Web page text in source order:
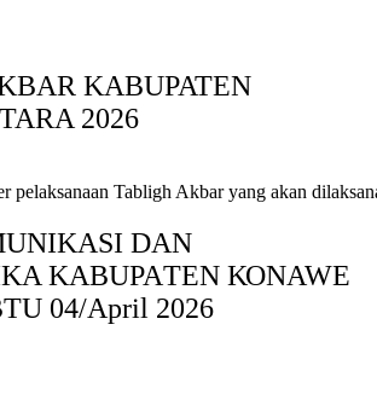
KABUPATEN
2026
pelaksanaan Tabligh Akbar yang akan
DAN
KABUPAΤΕΝ ΚΟNAWE
04/April 2026